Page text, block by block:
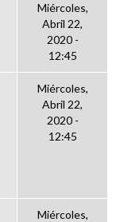
Miércoles,
Abril 22,
2020 -
12:45
Miércoles,
Abril 22,
2020 -
12:45
Miércoles,